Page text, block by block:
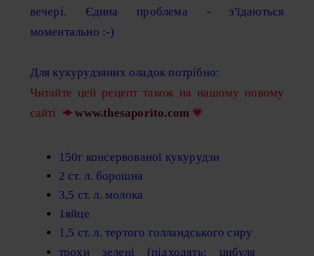
вечері. Єдина проблема - з'їдаються
моментально :-)
Для кукурудзяних оладок потрібно:
Читайте цей рецепт також на нашому новому
сайті
🠞www.thesaporito.com 💗
150г консервованої кукурудзи
2 ст. л. борошна
3,5 ст. л. молока
1яйце
1,5 ст. л. тертого голландського сиру
трохи зелені (підходять: цибуля